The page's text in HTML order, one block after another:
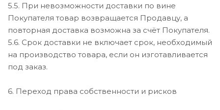
5.5. При невозможности доставки по вине
Покупателя товар возвращается Продавцу, а
повторная доставка возможна за счёт Покупателя.
5.6. Срок доставки не включает срок, необходимый
на производство товара, если он изготавливается
под заказ.
6. Переход права собственности и рисков